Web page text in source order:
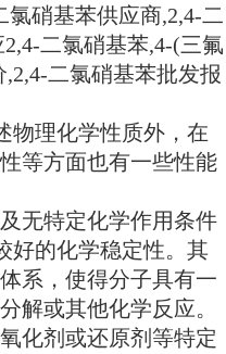
氯硝基苯供应商,2,4-二
二氯硝基苯,4-(三氟
二氯硝基苯批发报
物理化学性质外，在
等方面也有一些性能
无特定化学作用条件
好的化学稳定性。其
系，使得分子具有一
解或其他化学反应。
化剂或还原剂等特定